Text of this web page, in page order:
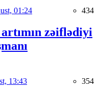
01:24 434
zəiflədiyi
13:43 354